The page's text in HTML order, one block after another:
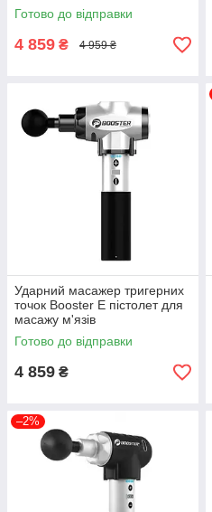
насадок)
Готово до відправки
4 859 ₴ 4 959 ₴
Ударний масажер тригерних
точок Booster E пістолет для
масажу м'язів
Готово до відправки
4 859 ₴
–2%